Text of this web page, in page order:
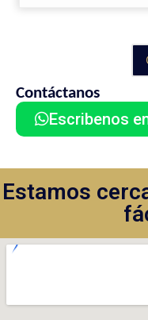
Contáctanos
Escribenos
Estamos